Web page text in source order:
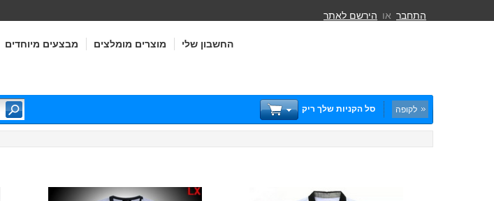
מבצעים מיוחדים מוצרים מומלצים החשבון שלי
התחבר או הירשם לאתר
סל הקניות שלך ריק לקופה